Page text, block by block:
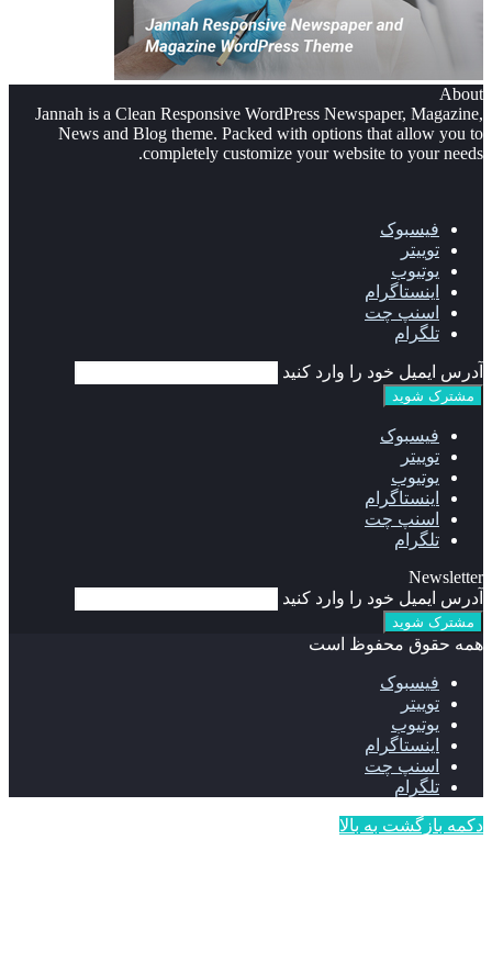
About
Jannah is a Clean Responsive WordPress Newspaper, Magazine,
News and Blog theme. Packed with options that allow you to
completely customize your website to your needs.
فیسبوک
توییتر
یوتیوب
اینستاگرام
اسنپ چت
تلگرام
آدرس ایمیل خود را وارد کنید
فیسبوک
توییتر
یوتیوب
اینستاگرام
اسنپ چت
تلگرام
Newsletter
آدرس ایمیل خود را وارد کنید
همه حقوق محفوظ است
فیسبوک
توییتر
یوتیوب
اینستاگرام
اسنپ چت
تلگرام
دکمه بازگشت به بالا